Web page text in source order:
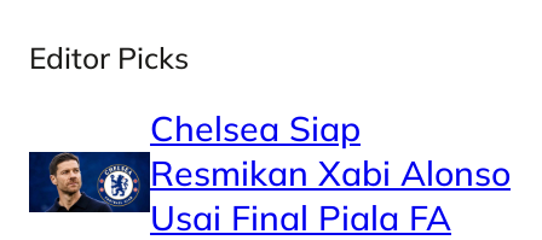
Editor Picks
Chelsea Siap
Resmikan Xabi Alonso
Usai Final Piala FA